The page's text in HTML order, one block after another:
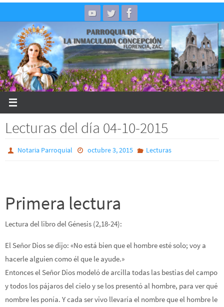
to
content
Lecturas del día 04-10-2015
Notaria Parroquial octubre 3, 2015 Lecturas
Primera lectura
Lectura del libro del Génesis (2,18-24):
El Señor Dios se dijo: «No está bien que el hombre esté solo; voy a
hacerle alguien como él que le ayude.»
Entonces el Señor Dios modeló de arcilla todas las bestias del campo
y todos los pájaros del cielo y se los presentó al hombre, para ver qué
nombre les ponía. Y cada ser vivo llevaría el nombre que el hombre le